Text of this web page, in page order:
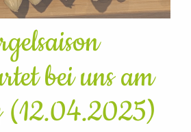
bei uns am
(12.04.2025)